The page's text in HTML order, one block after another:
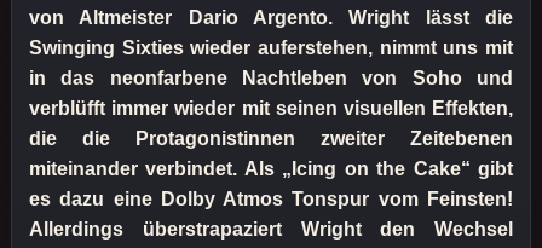
von Altmeister Dario Argento. Wright lässt die
Swinging Sixties wieder auferstehen, nimmt uns mit
in das neonfarbene Nachtleben von Soho und
verblüfft immer wieder mit seinen visuellen Effekten,
die die Protagonistinnen zweiter Zeitebenen
miteinander verbindet. Als „Icing on the Cake“ gibt
es dazu eine Dolby Atmos Tonspur vom Feinsten!
Allerdings überstrapaziert Wright den Wechsel